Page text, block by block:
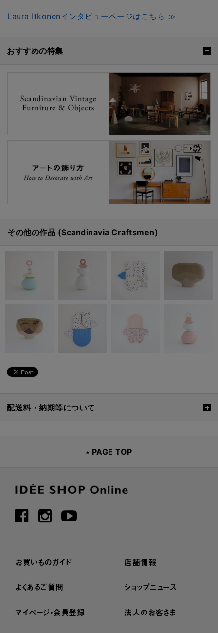
Laura Itkonenインタビューページはこちら ≫
おすすめの特集
その他の作品 (Scandinavia Craftsmen)
配送料・納期等について
PAGE TOP
お買いものガイド
よくあるご質問
マイページ・会員登録
店舗情報
ショップニュース
法人のお客さま